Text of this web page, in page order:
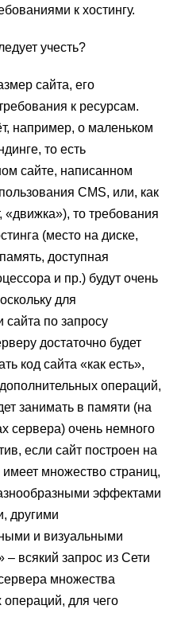
к хостингу.
учесть?
сайта, его
к ресурсам.
например, о маленьком
то есть
сайте, написанном
CMS, или, как
«движка»), то требования
(место на диске,
доступная
и пр.) будут очень
для
сайта по запросу
достаточно будет
код сайта «как есть»,
операций,
занимать в памяти (на
сервера) очень немного
если сайт построен на
множество страниц,
эффектами
другими
и визуальными
– всякий запрос из Сети
множества
операций, для чего